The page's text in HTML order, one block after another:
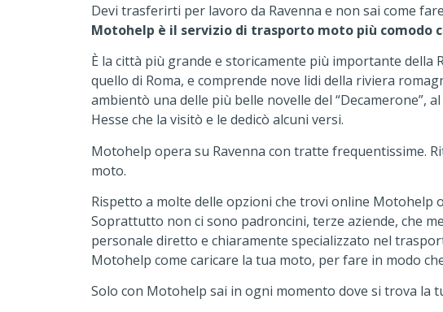
Devi trasferirti per lavoro da Ravenna e non sai come
Motohelp è il servizio di trasporto moto più comodo
È la città più grande e storicamente più importante
quello di Roma, e comprende nove lidi della riviera
ambientò una delle più belle novelle del “Decamerone”,
Hesse che la visitò e le dedicò alcuni versi.
Motohelp opera su Ravenna con tratte frequentissime.
moto.
Rispetto a molte delle opzioni che trovi online
Soprattutto non ci sono padroncini, terze aziende, che
personale diretto e chiaramente specializzato nel
Motohelp come caricare la tua moto, per fare in modo
Solo con Motohelp sai in ogni momento dove si trova la